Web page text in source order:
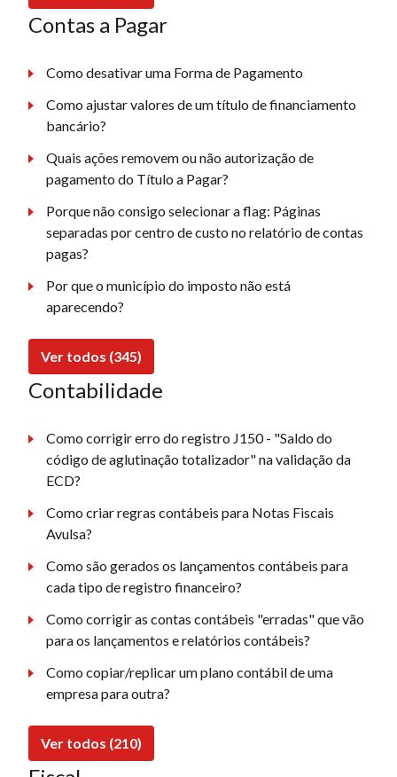
Contas a Pagar
Como desativar uma Forma de Pagamento
Como ajustar valores de um título de financiamento
bancário?
Quais ações removem ou não autorização de
pagamento do Título a Pagar?
Porque não consigo selecionar a flag: Páginas
separadas por centro de custo no relatório de contas
pagas?
Por que o município do imposto não está
aparecendo?
Ver todos (345)
Contabilidade
Como corrigir erro do registro J150 - "Saldo do
código de aglutinação totalizador" na validação da
ECD?
Como criar regras contábeis para Notas Fiscais
Avulsa?
Como são gerados os lançamentos contábeis para
cada tipo de registro financeiro?
Como corrigir as contas contábeis "erradas" que vão
para os lançamentos e relatórios contábeis?
Como copiar/replicar um plano contábil de uma
empresa para outra?
Ver todos (210)